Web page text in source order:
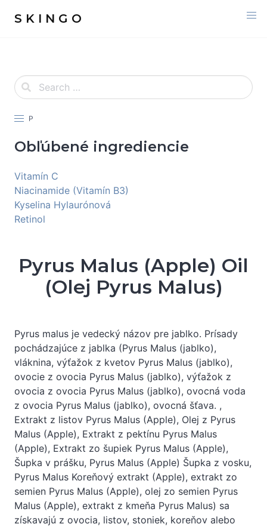
S K I N G O
P
Obľúbené ingrediencie
Vitamín C
Niacinamide (Vitamín B3)
Kyselina Hylaurónová
Retinol
Pyrus Malus (Apple) Oil
(Olej Pyrus Malus)
Pyrus malus je vedecký názov pre jablko. Prísady
pochádzajúce z jablka (Pyrus Malus (jablko),
vláknina, výťažok z kvetov Pyrus Malus (jablko),
ovocie z ovocia Pyrus Malus (jablko), výťažok z
ovocia z ovocia Pyrus Malus (jablko), ovocná voda
z ovocia Pyrus Malus (jablko), ovocná šťava. ,
Extrakt z listov Pyrus Malus (Apple), Olej z Pyrus
Malus (Apple), Extrakt z pektínu Pyrus Malus
(Apple), Extrakt zo šupiek Pyrus Malus (Apple),
Šupka v prášku, Pyrus Malus (Apple) Šupka z vosku,
Pyrus Malus Koreňový extrakt (Apple), extrakt zo
semien Pyrus Malus (Apple), olej zo semien Pyrus
Malus (Apple), extrakt z kmeňa Pyrus Malus) sa
získavajú z ovocia, listov, stoniek, koreňov alebo